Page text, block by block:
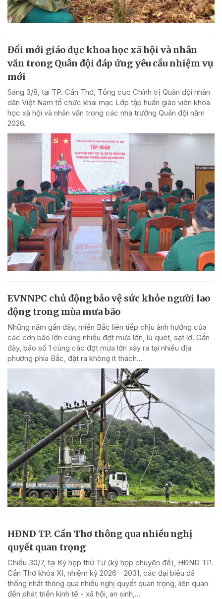
Đổi mới giáo dục khoa học xã hội và nhân
văn trong Quân đội đáp ứng yêu cầu nhiệm vụ
mới
Sáng 3/8, tại TP. Cần Thơ, Tổng cục Chính trị Quân đội nhân
dân Việt Nam tổ chức khai mạc Lớp tập huấn giáo viên khoa
học xã hội và nhân văn trong các nhà trường Quân đội năm
2026.
EVNNPC chủ động bảo vệ sức khỏe người lao
động trong mùa mưa bão
Những năm gần đây, miền Bắc liên tiếp chịu ảnh hưởng của
các cơn bão lớn cùng nhiều đợt mưa lớn, lũ quét, sạt lở. Gần
đây, bão số 1 cùng các đợt mưa lớn xảy ra tại nhiều địa
phương phía Bắc, đặt ra không ít thách...
HĐND TP. Cần Thơ thông qua nhiều nghị
quyết quan trọng
Chiều 30/7, tại Kỳ họp thứ Tư (kỳ họp chuyên đề), HĐND TP.
Cần Thơ khóa XI, nhiệm kỳ 2026 - 2031, các đại biểu đã
thống nhất thông qua nhiều nghị quyết quan trọng, liên quan
đến phát triển kinh tế - xã hội, an sinh,...